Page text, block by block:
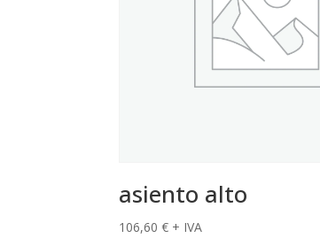
asiento alto
106,60€ + IVA